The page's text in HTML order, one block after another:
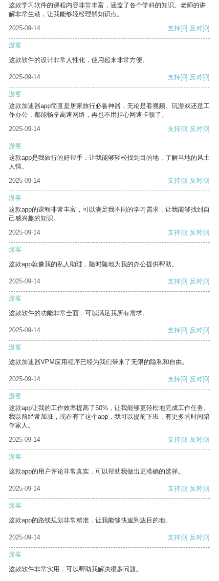
这款学习软件的课程内容非常丰富，涵盖了各个学科的知识。老师的讲
解非常生动，让我能够轻松理解知识点。
2025-09-14
支持[0] 反对[0]
游客
这款软件的设计非常人性化，使用起来非常方便。
2025-09-14 支持[0] 反对[0]
游客
这款加速器app简直是居家旅行必备神器，无论是看视频、玩游戏还是工
作办公，都能畅享高速网络，再也不用担心网速卡顿了。
2025-09-14
支持[0] 反对[0]
游客
这款app是我旅行的好帮手，让我能够轻松找到目的地，了解当地的风土
人情。
2025-09-14
支持[0] 反对[0]
游客
这款app的课程非常丰富，可以满足我不同的学习需求，让我能够找到自
己感兴趣的知识。
2025-09-14
支持[0] 反对[0]
游客
这款app就像我的私人助理，随时随地为我的办公提供帮助。
2025-09-14 支持[0] 反对[0]
游客
这款软件的功能非常全面，可以满足我所有需求。
2025-09-14 支持[0] 反对[0]
游客
这款加速器VPM应用程序已经为我们带来了无限的隐私和自由。
2025-09-14 支持[0] 反对[0]
游客
这款app让我的工作效率提高了50%，让我能够更轻松地完成工作任务。
我以前经常加班，现在有了这个app，我可以提前下班，有更多的时间陪
伴家人。
2025-09-14
支持[0] 反对[0]
游客
这款app的用户评论非常真实，可以帮助我做出更准确的选择。
2025-09-14 支持[0] 反对[0]
游客
这款app的路线规划非常精准，让我能够快速到达目的地。
2025-09-14 支持[0] 反对[0]
游客
这款软件非常实用，可以帮助我解决很多问题。